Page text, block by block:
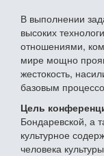
В выполнении
высоких
отношениями,
мире мощно
жестокость,
базовым
Цель
Бондаревской, а
культурное
человека